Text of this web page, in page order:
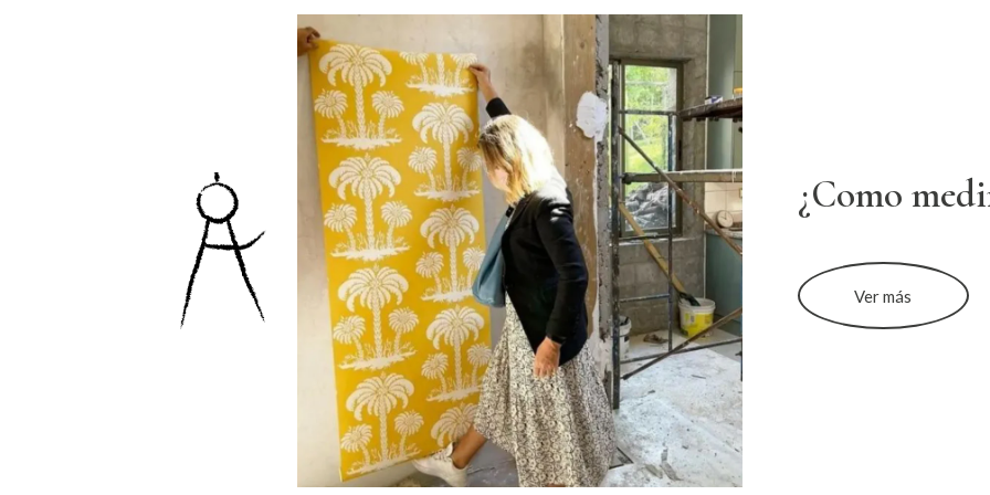
¿Como
Ver más